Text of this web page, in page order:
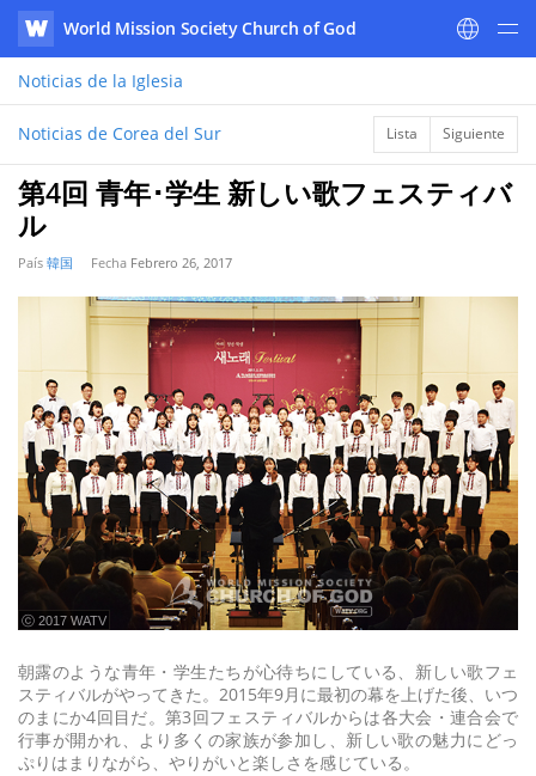
WATV
World Mission Society Church of God
Noticias de la Iglesia
Noticias de Corea del Sur Lista Siguiente
第4回 青年･学生 新しい歌フェスティバ
ル
País 韓国 Fecha Febrero 26, 2017
ⓒ 2017 WATV
朝露のような青年・学生たちが心待ちにしている、新しい歌フェ
スティバルがやってきた。2015年9月に最初の幕を上げた後、いつ
のまにか4回目だ。第3回フェスティバルからは各大会・連合会で
行事が開かれ、より多くの家族が参加し、新しい歌の魅力にどっ
ぷりはまりながら、やりがいと楽しさを感じている。